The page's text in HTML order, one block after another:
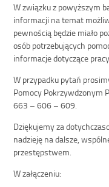
W związku z powyższym
informacji na temat
pewnością będzie miało
osób potrzebujących
informacje dotyczące
W przypadku pytań
Pomocy Pokrzywdzonym
663 – 606 – 609.
Dziękujemy za
nadzieję na dalsze,
przestępstwem.
W załączeniu: